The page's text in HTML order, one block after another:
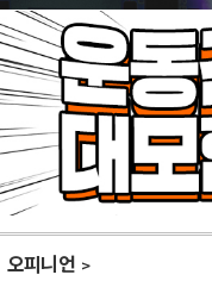
오피니언